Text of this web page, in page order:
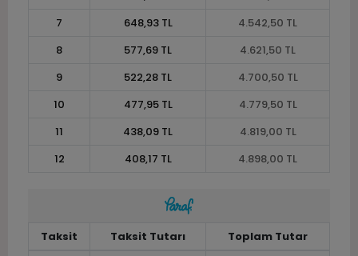
7
648,93 TL
4.542,50 TL
8
577,69 TL
4.621,50 TL
9
522,28 TL
4.700,50 TL
10
477,95 TL
4.779,50 TL
11
438,09 TL
4.819,00 TL
12
408,17 TL 4.898,00 TL
Taksit Taksit Tutarı
Toplam Tutar